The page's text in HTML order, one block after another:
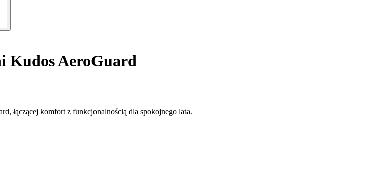
Kudos AeroGuard
łączącej komfort z funkcjonalnością dla spokojnego lata.